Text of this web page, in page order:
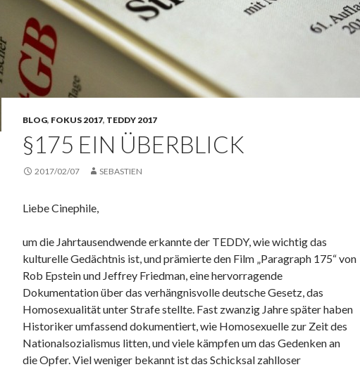
BLOG, FOKUS 2017, TEDDY 2017
§175 EIN ÜBERBLICK
2017/02/07 SEBASTIEN
Liebe Cinephile,
um die Jahrtausendwende erkannte der TEDDY, wie wichtig das
kulturelle Gedächtnis ist, und prämierte den Film „Paragraph 175“ von
Rob Epstein und Jeffrey Friedman, eine hervorragende
Dokumentation über das verhängnisvolle deutsche Gesetz, das
Homosexualität unter Strafe stellte. Fast zwanzig Jahre später haben
Historiker umfassend dokumentiert, wie Homosexuelle zur Zeit des
Nationalsozialismus litten, und viele kämpfen um das Gedenken an
die Opfer. Viel weniger bekannt ist das Schicksal zahlloser